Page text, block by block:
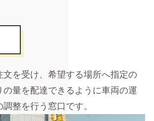
文を受け、希望する場所へ指定の
の量を配達できるように車両の運
整を行う窓口です。